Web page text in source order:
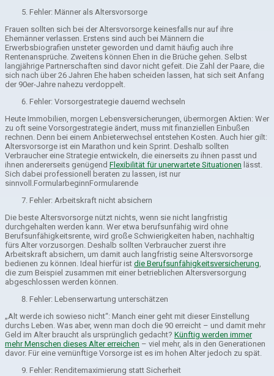
Fehler: Männer als Altersvorsorge
Frauen sollten sich bei der Altersvorsorge keinesfalls nur auf ihre
Ehemänner verlassen. Erstens sind auch bei Männern die
Erwerbsbiografien unsteter geworden und damit häufig auch ihre
Rentenansprüche. Zweitens können Ehen in die Brüche gehen. Selbst
langjährige Partnerschaften sind davor nicht gefeit. Die Zahl der Paare, die
sich nach über 26 Jahren Ehe haben scheiden lassen, hat sich seit Anfang
der 90er-Jahre nahezu verdoppelt.
Fehler: Vorsorgestrategie dauernd wechseln
Heute Immobilien, morgen Lebensversicherungen, übermorgen Aktien: Wer
zu oft seine Vorsorgestrategie ändert, muss mit finanziellen Einbußen
rechnen. Denn bei einem Anbieterwechsel entstehen Kosten. Auch hier gilt:
Altersvorsorge ist ein Marathon und kein Sprint. Deshalb sollten
Verbraucher eine Strategie entwickeln, die einerseits zu ihnen passt und
ihnen andererseits genügend Flexibilität für unerwartete Situationen lässt.
Sich dabei professionell beraten zu lassen, ist nur
sinnvoll.FormularbeginnFormularende
Fehler: Arbeitskraft nicht absichern
Die beste Altersvorsorge nützt nichts, wenn sie nicht langfristig
durchgehalten werden kann. Wer etwa berufsunfähig wird ohne
Berufsunfähigkeitsrente, wird große Schwierigkeiten haben, nachhaltig
fürs Alter vorzusorgen. Deshalb sollten Verbraucher zuerst ihre
Arbeitskraft absichern, um damit auch langfristig seine Altersvorsorge
bedienen zu können. Ideal hierfür ist die Berufsunfähigkeitsversicherung
die zum Beispiel zusammen mit einer betrieblichen Altersversorgung
abgeschlossen werden können.
Fehler: Lebenserwartung unterschätzen
„Alt werde ich sowieso nicht“: Manch einer geht mit dieser Einstellung
durchs Leben. Was aber, wenn man doch die 90 erreicht – und damit mehr
Geld im Alter braucht als ursprünglich gedacht? Künftig werden immer
mehr Menschen dieses Alter erreichen – viel mehr, als in den Generationen
davor. Für eine vernünftige Vorsorge ist es im hohen Alter jedoch zu spät.
Fehler: Renditemaximierung statt Sicherheit